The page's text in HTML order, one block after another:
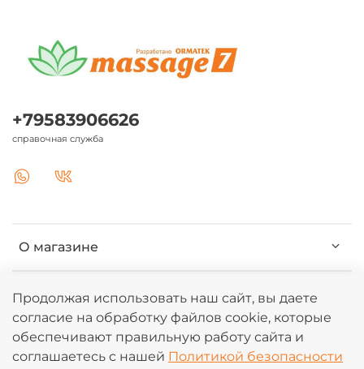
О магазине
Клиентам
Информация
+79583906626
справочная служба
Продолжая использовать наш сайт, вы даете
согласие на обработку файлов cookie, которые
обеспечивают правильную работу сайта и
соглашаетесь с нашей Политикой безопасности